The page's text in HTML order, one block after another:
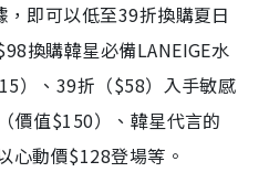
即可以低至39折換購夏日
換購韓星必備LANEIGE水
）、39折（$58）入手敏感
價值$150）、韓星代言的
心動價$128登場等。